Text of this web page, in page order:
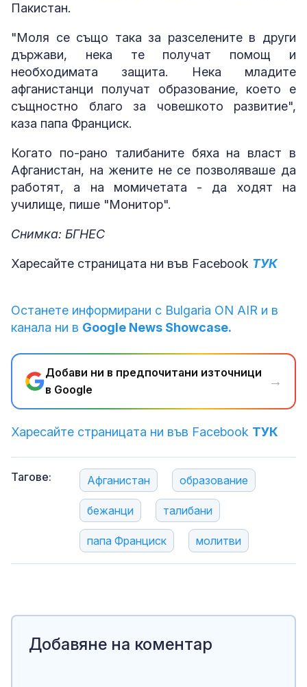
Пакистан.
"Моля се също така за разселените в други
държави, нека те получат помощ и
необходимата защита. Нека младите
афганистанци получат образование, което е
същностно благо за човешкото развитие",
каза папа Франциск.
Когато по-рано талибаните бяха на власт в
Афганистан, на жените не се позволяваше да
работят, а на момичетата - да ходят на
училище, пише "Монитор".
Снимка: БГНЕС
Харесайте страницата ни във Facebook ТУК
Останете информирани с Bulgaria ON AIR и в
канала ни в Google News Showcase.
Добави ни в предпочитани източници
в Google
→
Харесайте страницата ни във Facebook ТУК
Тагове: Афганистан образование
бежанци талибани
папа Франциск молитви
Добавяне на коментар